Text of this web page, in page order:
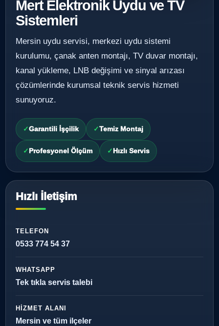
Mert Elektronik Uydu ve TV
Sistemleri
Mersin uydu servisi, merkezi uydu sistemi
kurulumu, çanak anten montajı, TV duvar montajı,
kanal yükleme, LNB değişimi ve sinyal arızası
çözümlerinde kurumsal teknik servis hizmeti
sunuyoruz.
Garantili İşçilik Temiz Montaj
Profesyonel Ölçüm Hızlı Servis
Hızlı İletişim
TELEFON
0533 774 54 37
WHATSAPP
Tek tıkla servis talebi
HIZMET ALANI
Mersin ve tüm ilçeler